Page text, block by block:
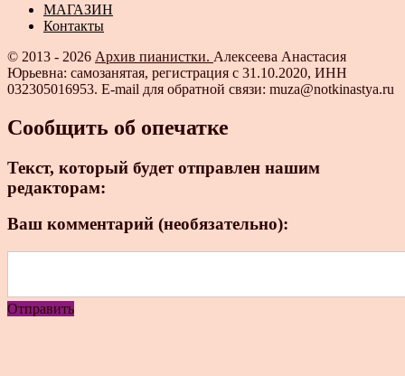
МАГАЗИН
Контакты
© 2013 - 2026 Архив пианистки. Алексеева Анастасия
Юрьевна: самозанятая, регистрация с 31.10.2020, ИНН
032305016953. E-mail для обратной связи: muza@notkinastya.ru
Сообщить об опечатке
Текст, который будет отправлен нашим
редакторам:
Ваш комментарий (необязательно):
Отправить